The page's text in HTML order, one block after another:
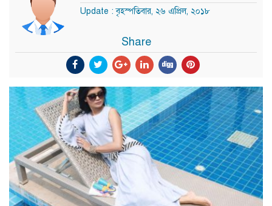
Update : বৃহস্পতিবার, ২৬ এপ্রিল, ২০১৮
Share